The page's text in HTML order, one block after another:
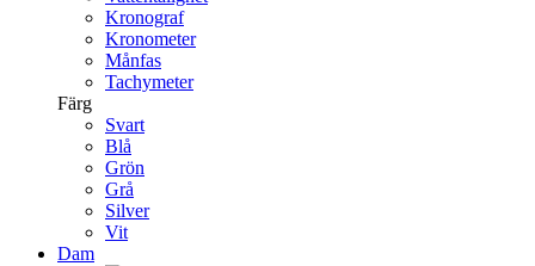
Kronograf
Kronometer
Månfas
Tachymeter
Färg
Svart
Blå
Grön
Grå
Silver
Vit
Dam